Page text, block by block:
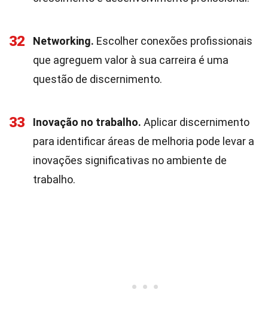
32 Networking. Escolher conexões profissionais
que agreguem valor à sua carreira é uma
questão de discernimento.
33 Inovação no trabalho. Aplicar discernimento
para identificar áreas de melhoria pode levar a
inovações significativas no ambiente de
trabalho.